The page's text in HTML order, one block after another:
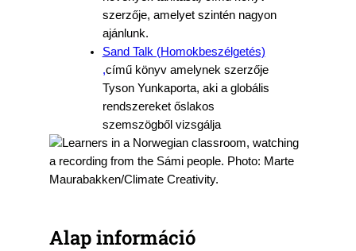
szerzője, amelyet szintén nagyon
ajánlunk.
Sand Talk (Homokbeszélgetés)
,című könyv amelynek szerzője
Tyson Yunkaporta, aki a globális
rendszereket őslakos
szemszögből vizsgálja
Alap információ